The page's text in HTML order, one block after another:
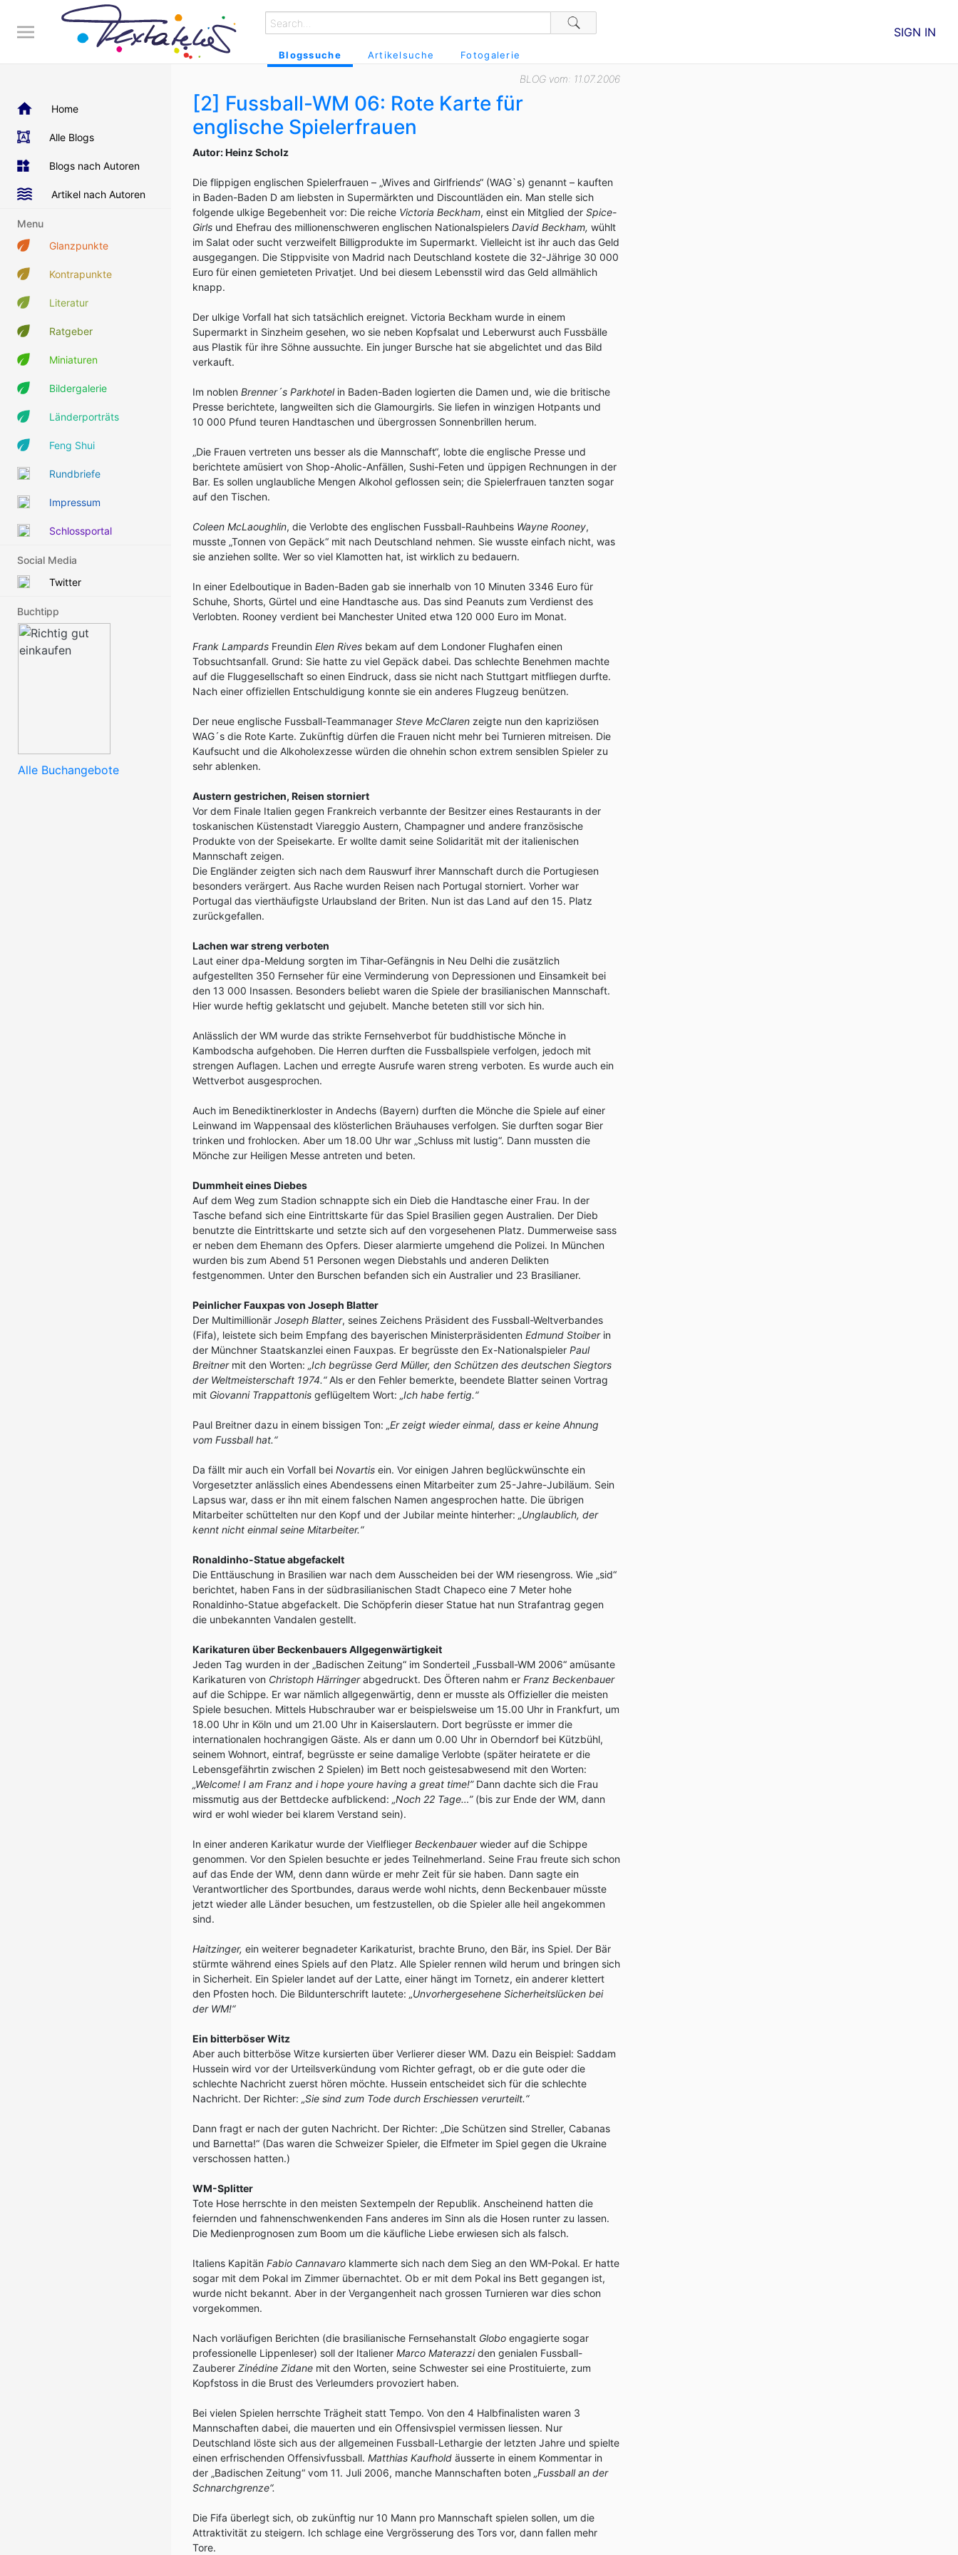
Blogssuche Artikelsuche Fotogalerie
SIGN IN
Home
Alle Blogs
Blogs nach Autoren
Artikel nach Autoren
Menu
Glanzpunkte
Kontrapunkte
Literatur
Ratgeber
Miniaturen
Bildergalerie
Länderporträts
Feng Shui
Rundbriefe
Impressum
Schlossportal
Social Media
Twitter
Buchtipp
Alle Buchangebote
BLOG vom: 11.07.2006
[2] Fussball-WM 06: Rote Karte für
englische Spielerfrauen
Autor: Heinz Scholz
Die flippigen englischen Spielerfrauen – „Wives and Girlfriends“ (WAG`s) genannt – kauften
in Baden-Baden D am liebsten in Supermärkten und Discountläden ein. Man stelle sich
folgende ulkige Begebenheit vor: Die reiche Victoria Beckham, einst ein Mitglied der Spice-
Girls und Ehefrau des millionenschweren englischen Nationalspielers David Beckham, wühlt
im Salat oder sucht verzweifelt Billigprodukte im Supermarkt. Vielleicht ist ihr auch das Geld
ausgegangen. Die Stippvisite von Madrid nach Deutschland kostete die 32-Jährige 30 000
Euro für einen gemieteten Privatjet. Und bei diesem Lebensstil wird das Geld allmählich
knapp.
Der ulkige Vorfall hat sich tatsächlich ereignet. Victoria Beckham wurde in einem
Supermarkt in Sinzheim gesehen, wo sie neben Kopfsalat und Leberwurst auch Fussbälle
aus Plastik für ihre Söhne aussuchte. Ein junger Bursche hat sie abgelichtet und das Bild
verkauft.
Im noblen Brenner´s Parkhotelin Baden-Baden logierten die Damen und, wie die britische
Presse berichtete, langweilten sich die Glamourgirls. Sie liefen in winzigen Hotpants und
10 000 Pfund teuren Handtaschen und übergrossen Sonnenbrillen herum.
„Die Frauen vertreten uns besser als die Mannschaft“, lobte die englische Presse und
berichtete amüsiert von Shop-Aholic-Anfällen, Sushi-Feten und üppigen Rechnungen in der
Bar. Es sollen unglaubliche Mengen Alkohol geflossen sein; die Spielerfrauen tanzten sogar
auf den Tischen.
Coleen McLaoughlin, die Verlobte des englischen Fussball-Rauhbeins Wayne Rooney,
musste „Tonnen von Gepäck“ mit nach Deutschland nehmen. Sie wusste einfach nicht, was
sie anziehen sollte. Wer so viel Klamotten hat, ist wirklich zu bedauern.
In einer Edelboutique in Baden-Baden gab sie innerhalb von 10 Minuten 3346 Euro für
Schuhe, Shorts, Gürtel und eine Handtasche aus. Das sind Peanuts zum Verdienst des
Verlobten. Rooney verdient bei Manchester United etwa 120 000 Euro im Monat.
Frank Lampards Freundin Elen Rives bekam auf dem Londoner Flughafen einen
Tobsuchtsanfall. Grund: Sie hatte zu viel Gepäck dabei. Das schlechte Benehmen machte
auf die Fluggesellschaft so einen Eindruck, dass sie nicht nach Stuttgart mitfliegen durfte.
Nach einer offiziellen Entschuldigung konnte sie ein anderes Flugzeug benützen.
Der neue englische Fussball-Teammanager Steve McClaren zeigte nun den kapriziösen
WAG´s die Rote Karte. Zukünftig dürfen die Frauen nicht mehr bei Turnieren mitreisen. Die
Kaufsucht und die Alkoholexzesse würden die ohnehin schon extrem sensiblen Spieler zu
sehr ablenken.
Austern gestrichen, Reisen storniert
Vor dem Finale Italien gegen Frankreich verbannte der Besitzer eines Restaurants in der
toskanischen Küstenstadt Viareggio Austern, Champagner und andere französische
Produkte von der Speisekarte. Er wollte damit seine Solidarität mit der italienischen
Mannschaft zeigen.
Die Engländer zeigten sich nach dem Rauswurf ihrer Mannschaft durch die Portugiesen
besonders verärgert. Aus Rache wurden Reisen nach Portugal storniert. Vorher war
Portugal das vierthäufigste Urlaubsland der Briten. Nun ist das Land auf den 15. Platz
zurückgefallen.
Lachen war streng verboten
Laut einer dpa-Meldung sorgten im Tihar-Gefängnis in Neu Delhi die zusätzlich
aufgestellten 350 Fernseher für eine Verminderung von Depressionen und Einsamkeit bei
den 13 000 Insassen. Besonders beliebt waren die Spiele der brasilianischen Mannschaft.
Hier wurde heftig geklatscht und gejubelt. Manche beteten still vor sich hin.
Anlässlich der WM wurde das strikte Fernsehverbot für buddhistische Mönche in
Kambodscha aufgehoben. Die Herren durften die Fussballspiele verfolgen, jedoch mit
strengen Auflagen. Lachen und erregte Ausrufe waren streng verboten. Es wurde auch ein
Wettverbot ausgesprochen.
Auch im Benediktinerkloster in Andechs (Bayern) durften die Mönche die Spiele auf einer
Leinwand im Wappensaal des klösterlichen Bräuhauses verfolgen. Sie durften sogar Bier
trinken und frohlocken. Aber um 18.00 Uhr war „Schluss mit lustig“. Dann mussten die
Mönche zur Heiligen Messe antreten und beten.
Dummheit eines Diebes
Auf dem Weg zum Stadion schnappte sich ein Dieb die Handtasche einer Frau. In der
Tasche befand sich eine Eintrittskarte für das Spiel Brasilien gegen Australien. Der Dieb
benutzte die Eintrittskarte und setzte sich auf den vorgesehenen Platz. Dummerweise sass
er neben dem Ehemann des Opfers. Dieser alarmierte umgehend die Polizei. In München
wurden bis zum Abend 51 Personen wegen Diebstahls und anderen Delikten
festgenommen. Unter den Burschen befanden sich ein Australier und 23 Brasilianer.
Peinlicher Fauxpas von Joseph Blatter
Der Multimillionär Joseph Blatter, seines Zeichens Präsident des Fussball-Weltverbandes
(Fifa), leistete sich beim Empfang des bayerischen Ministerpräsidenten Edmund Stoiberin
der Münchner Staatskanzlei einen Fauxpas. Er begrüsste den Ex-Nationalspieler Paul
Breitnermit den Worten: „Ich begrüsse Gerd Müller, den Schützen des deutschen Siegtors
der Weltmeisterschaft 1974.“Als er den Fehler bemerkte, beendete Blatter seinen Vortrag
mit Giovanni Trappattonis geflügeltem Wort: „Ich habe fertig.“
Paul Breitner dazu in einem bissigen Ton: „Er zeigt wieder einmal, dass er keine Ahnung
vom Fussball hat.“
Da fällt mir auch ein Vorfall bei Novartis ein. Vor einigen Jahren beglückwünschte ein
Vorgesetzter anlässlich eines Abendessens einen Mitarbeiter zum 25-Jahre-Jubiläum. Sein
Lapsus war, dass er ihn mit einem falschen Namen angesprochen hatte. Die übrigen
Mitarbeiter schüttelten nur den Kopf und der Jubilar meinte hinterher: „Unglaublich, der
kennt nicht einmal seine Mitarbeiter.“
Ronaldinho-Statue abgefackelt
Die Enttäuschung in Brasilien war nach dem Ausscheiden bei der WM riesengross. Wie „sid“
berichtet, haben Fans in der südbrasilianischen Stadt Chapeco eine 7 Meter hohe
Ronaldinho-Statue abgefackelt. Die Schöpferin dieser Statue hat nun Strafantrag gegen
die unbekannten Vandalen gestellt.
Karikaturen über Beckenbauers Allgegenwärtigkeit
Jeden Tag wurden in der „Badischen Zeitung“ im Sonderteil „Fussball-WM 2006“ amüsante
Karikaturen von Christoph Härringerabgedruckt. Des Öfteren nahm er Franz Beckenbauer
auf die Schippe. Er war nämlich allgegenwärtig, denn er musste als Offizieller die meisten
Spiele besuchen. Mittels Hubschrauber war er beispielsweise um 15.00 Uhr in Frankfurt, um
18.00 Uhr in Köln und um 21.00 Uhr in Kaiserslautern. Dort begrüsste er immer die
internationalen hochrangigen Gäste. Als er dann um 0.00 Uhr in Oberndorf bei Kützbühl,
seinem Wohnort, eintraf, begrüsste er seine damalige Verlobte (später heiratete er die
Lebensgefährtin zwischen 2 Spielen) im Bett noch geistesabwesend mit den Worten:
„Welcome! I am Franz and i hope youre having a great time!”Dann dachte sich die Frau
missmutig aus der Bettdecke aufblickend: „Noch 22 Tage…”(bis zur Ende der WM, dann
wird er wohl wieder bei klarem Verstand sein).
In einer anderen Karikatur wurde der Vielflieger Beckenbauerwieder auf die Schippe
genommen. Vor den Spielen besuchte er jedes Teilnehmerland. Seine Frau freute sich schon
auf das Ende der WM, denn dann würde er mehr Zeit für sie haben. Dann sagte ein
Verantwortlicher des Sportbundes, daraus werde wohl nichts, denn Beckenbauer müsste
jetzt wieder alle Länder besuchen, um festzustellen, ob die Spieler alle heil angekommen
sind.
Haitzinger, ein weiterer begnadeter Karikaturist, brachte Bruno, den Bär, ins Spiel. Der Bär
stürmte während eines Spiels auf den Platz. Alle Spieler rennen wild herum und bringen sich
in Sicherheit. Ein Spieler landet auf der Latte, einer hängt im Tornetz, ein anderer klettert
den Pfosten hoch. Die Bildunterschrift lautete: „Unvorhergesehene Sicherheitslücken bei
der WM!“
Ein bitterböser Witz
Aber auch bitterböse Witze kursierten über Verlierer dieser WM. Dazu ein Beispiel: Saddam
Hussein wird vor der Urteilsverkündung vom Richter gefragt, ob er die gute oder die
schlechte Nachricht zuerst hören möchte. Hussein entscheidet sich für die schlechte
Nachricht. Der Richter: „Sie sind zum Tode durch Erschiessen verurteilt.“
Dann fragt er nach der guten Nachricht. Der Richter: „Die Schützen sind Streller, Cabanas
und Barnetta!“ (Das waren die Schweizer Spieler, die Elfmeter im Spiel gegen die Ukraine
verschossen hatten.)
WM-Splitter
Tote Hose herrschte in den meisten Sextempeln der Republik. Anscheinend hatten die
feiernden und fahnenschwenkenden Fans anderes im Sinn als die Hosen runter zu lassen.
Die Medienprognosen zum Boom um die käufliche Liebe erwiesen sich als falsch.
Italiens Kapitän Fabio Cannavaro klammerte sich nach dem Sieg an den WM-Pokal. Er hatte
sogar mit dem Pokal im Zimmer übernachtet. Ob er mit dem Pokal ins Bett gegangen ist,
wurde nicht bekannt. Aber in der Vergangenheit nach grossen Turnieren war dies schon
vorgekommen.
Nach vorläufigen Berichten (die brasilianische Fernsehanstalt Globo engagierte sogar
professionelle Lippenleser) soll der Italiener Marco Materazziden genialen Fussball-
Zauberer Zinédine Zidane mit den Worten, seine Schwester sei eine Prostituierte, zum
Kopfstoss in die Brust des Verleumders provoziert haben.
Bei vielen Spielen herrschte Trägheit statt Tempo. Von den 4 Halbfinalisten waren 3
Mannschaften dabei, die mauerten und ein Offensivspiel vermissen liessen. Nur
Deutschland löste sich aus der allgemeinen Fussball-Lethargie der letzten Jahre und spielte
einen erfrischenden Offensivfussball. Matthias Kaufhold äusserte in einem Kommentar in
der „Badischen Zeitung“ vom 11. Juli 2006, manche Mannschaften boten „Fussball an der
Schnarchgrenze“.
Die Fifa überlegt sich, ob zukünftig nur 10 Mann pro Mannschaft spielen sollen, um die
Attraktivität zu steigern. Ich schlage eine Vergrösserung des Tors vor, dann fallen mehr
Tore.